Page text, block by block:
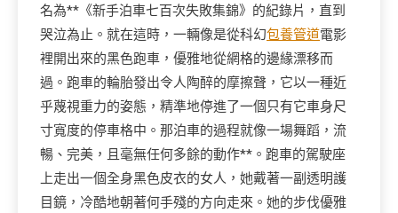
名為**《新手泊車七百次失敗集錦》的紀錄片，直到
哭泣為止。就在這時，一輛像是從科幻包養管道電影
裡開出來的黑色跑車，優雅地從網格的邊緣漂移而
過。跑車的輪胎發出令人陶醉的摩擦聲，它以一種近
乎蔑視重力的姿態，精準地停進了一個只有它車身尺
寸寬度的停車格中。那泊車的過程就像一場舞蹈，流
暢、完美，且毫無任何多餘的動作**。跑車的駕駛座
上走出一個全身黑色皮衣的女人，她戴著一副透明護
目鏡，冷酷地朝著何手殘的方向走來。她的步伐優雅